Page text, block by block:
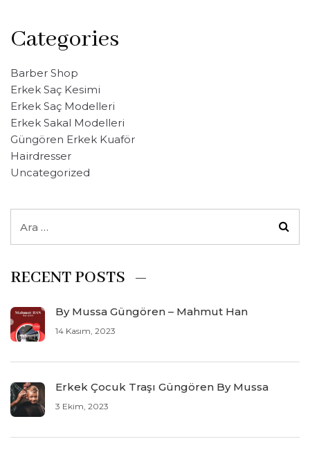
Categories
Barber Shop
Erkek Saç Kesimi
Erkek Saç Modelleri
Erkek Sakal Modelleri
Güngören Erkek Kuaför
Hairdresser
Uncategorized
RECENT POSTS
By Mussa Güngören – Mahmut Han
14 Kasım, 2023
Erkek Çocuk Traşı Güngören By Mussa
3 Ekim, 2023